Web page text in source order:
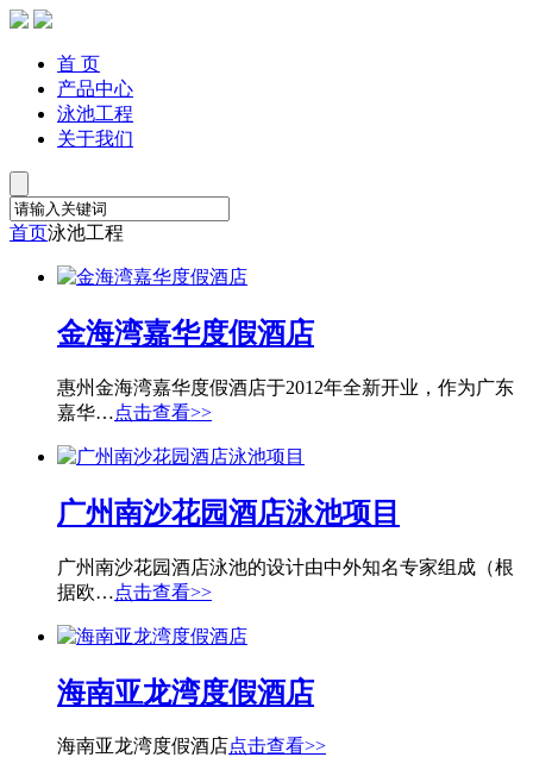
首 页
产品中心
泳池工程
关于我们
首页泳池工程
金海湾嘉华度假酒店
惠州金海湾嘉华度假酒店于2012年全新开业，作为广东
嘉华…点击查看>>
广州南沙花园酒店泳池项目
广州南沙花园酒店泳池的设计由中外知名专家组成（根
据欧…点击查看>>
海南亚龙湾度假酒店
海南亚龙湾度假酒店点击查看>>